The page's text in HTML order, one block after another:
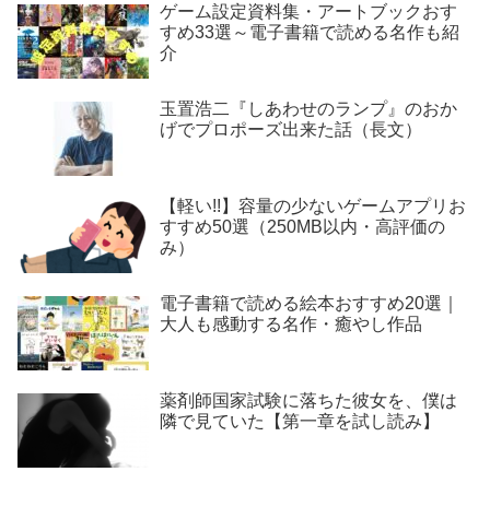
ゲーム設定資料集・アートブックおす
すめ33選～電子書籍で読める名作も紹
介
玉置浩二『しあわせのランプ』のおか
げでプロポーズ出来た話（長文）
【軽い!!】容量の少ないゲームアプリお
すすめ50選（250MB以内・高評価の
み）
電子書籍で読める絵本おすすめ20選｜
大人も感動する名作・癒やし作品
薬剤師国家試験に落ちた彼女を、僕は
隣で見ていた【第一章を試し読み】